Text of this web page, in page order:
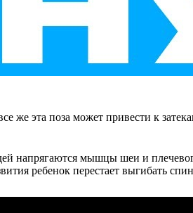
же эта поза может привести к
напрягаются мышцы шеи и
ребенок перестает выгибать